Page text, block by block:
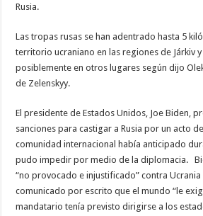
Rusia.
Las tropas rusas se han adentrado hasta 5
territorio ucraniano en las regiones de Járkiv y
posiblemente en otros lugares según dijo
de Zelenskyy.
El presidente de Estados Unidos, Joe Biden,
sanciones para castigar a Rusia por un acto
comunidad internacional había anticipado
pudo impedir por medio de la diplomacia.
“no provocado e injustificado” contra Ucrania
comunicado por escrito que el mundo “le
mandatario tenía previsto dirigirse a los